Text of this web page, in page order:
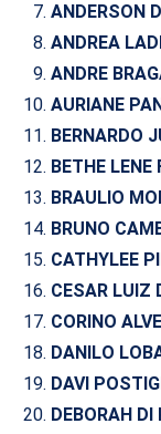
ANDERSON
ANDREA
ANDRE
AURIANE
BERNARDO
BETHE LENE
BRAULIO
BRUNO
CATHYLEE
CESAR LUIZ
CORINO
DANILO
DAVI
DEBORAH